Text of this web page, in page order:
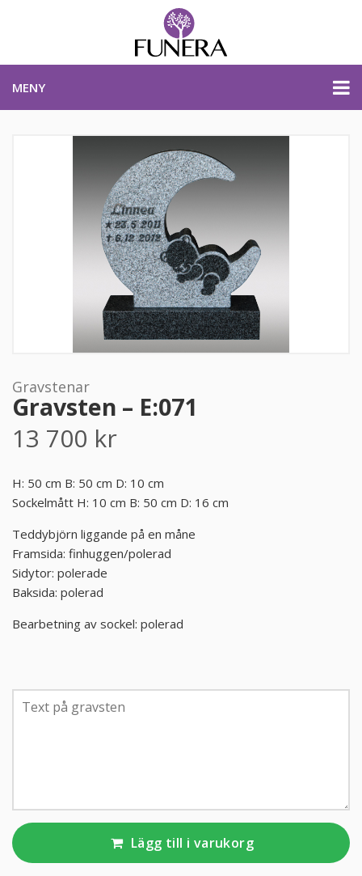
MENY
PLANERA BEGRAVNING
KONTAKTA OSS
PLANERA BEGRAVNING
PRODUKTER & PRISER
OM BEGRAVNINGAR
JURIDIK
GÄST
OM FUNERA
KONTAKTA OSS
Gravstenar
Gravsten – E:071
13 700 kr
H: 50 cm B: 50 cm D: 10 cm
Sockelmått H: 10 cm B: 50 cm D: 16 cm
Teddybjörn liggande på en måne
Framsida: finhuggen/polerad
Sidytor: polerade
Baksida: polerad
Bearbetning av sockel: polerad
Lägg till i varukorg